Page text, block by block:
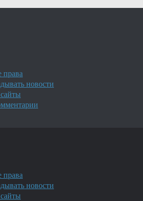
права
новости
права
новости